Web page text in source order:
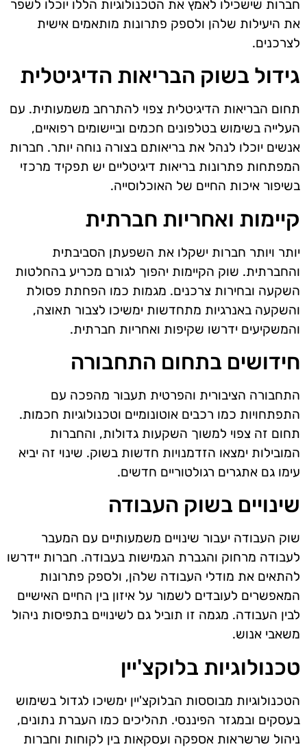
חברות שישכילו לאמץ את הטכנולוגיות הללו יוכלו לשפר
את היעילות שלהן ולספק פתרונות מותאמים אישית
לצרכנים.
גידול בשוק הבריאות הדיגיטלית
תחום הבריאות הדיגיטלית צפוי להתרחב משמעותית. עם
העלייה בשימוש בטלפונים חכמים וביישומים רפואיים,
אנשים יוכלו לנהל את בריאותם בצורה נוחה יותר. חברות
המפתחות פתרונות בריאות דיגיטליים יש תפקיד מרכזי
בשיפור איכות החיים של האוכלוסייה.
קיימות ואחריות חברתית
יותר ויותר חברות ישקלו את השפעתן הסביבתית
והחברתית. שוק הקיימות יהפוך לגורם מכריע בהחלטות
השקעה ובחירות צרכנים. מגמות כמו הפחתת פסולת
והשקעה באנרגיות מתחדשות ימשיכו לצבור תאוצה,
והמשקיעים ידרשו שקיפות ואחריות חברתית.
חידושים בתחום התחבורה
התחבורה הציבורית והפרטית תעבור מהפכה עם
התפתחויות כמו רכבים אוטונומיים וטכנולוגיות חכמות.
תחום זה צפוי למשוך השקעות גדולות, והחברות
המובילות ימצאו הזדמנויות חדשות בשוק. שינוי זה יביא
עימו גם אתגרים רגולטוריים חדשים.
שינויים בשוק העבודה
שוק העבודה יעבור שינויים משמעותיים עם המעבר
לעבודה מרחוק והגברת הגמישות בעבודה. חברות יידרשו
להתאים את מודלי העבודה שלהן, ולספק פתרונות
המאפשרים לעובדים לשמור על איזון בין החיים האישיים
לבין העבודה. מגמה זו תוביל גם לשינויים בתפיסות ניהול
משאבי אנוש.
טכנולוגיות בלוקצ'יין
הטכנולוגיות מבוססות הבלוקצ'יין ימשיכו לגדול בשימוש
בעסקים ובמגזר הפיננסי. תהליכים כמו העברת נתונים,
ניהול שרשראות אספקה ועסקאות בין לקוחות וחברות